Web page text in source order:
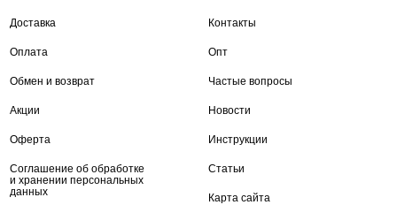
Доставка
Оплата
Обмен и возврат
Акции
Оферта
Соглашение об обработке
и хранении персональных
данных
Контакты
Опт
Частые вопросы
Новости
Инструкции
Статьи
Карта сайта